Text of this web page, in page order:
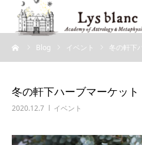
Blog イベント 冬の軒下
冬の軒下ハーブマーケッ
2020.12.7 イベント
プロフィール